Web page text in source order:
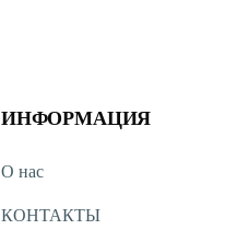
ИНФОРМАЦИЯ
О нас
КОНТАКТЫ